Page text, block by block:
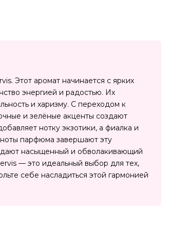
Этот аромат начинается с ярких
энергией и радостью. Их
и харизму. С переходом к
и зелёные акценты создают
нотку экзотики, а фиалка и
парфюма завершают эту
насыщенный и обволакивающий
— это идеальный выбор для тех,
себе насладиться этой гармонией